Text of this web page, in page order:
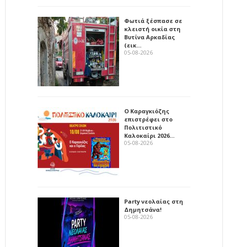
Φωτιά ξέσπασε σε
κλειστή οικία στη
Βυτίνα Αρκαδίας
(εικ…
05-08-2026
Ο Καραγκιόζης
επιστρέφει στο
Πολιτιστικό
Καλοκαίρι 2026…
05-08-2026
Party νεολαίας στη
Δημητσάνα!
05-08-2026